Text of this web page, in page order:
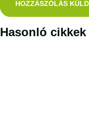
Hasonló cikkek